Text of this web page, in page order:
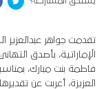
تقدمت جواهر
الإماراتية، بأصدق
فاطمة بنت مبارك،
العزيزة، أعربت عن